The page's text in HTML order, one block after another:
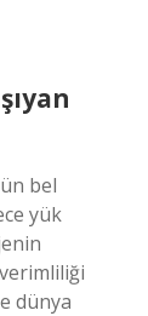
bel
yük
dünya